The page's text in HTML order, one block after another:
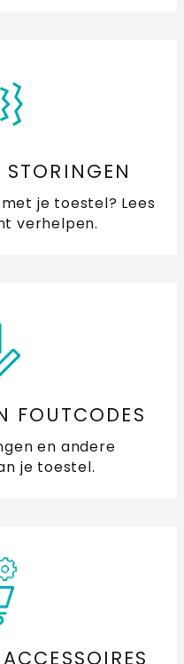
STORINGEN
je toestel? Lees
verhelpen.
FOUTCODES
en andere
je toestel.